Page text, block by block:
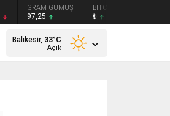
GRAM GÜMÜŞ
97,25
BITCOIN
₺
Balıkesir, 33°C
Açık